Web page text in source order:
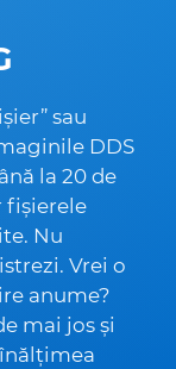
sau
DDS
la 20 de
fișierele
Nu
Vrei o
anume?
mai jos și